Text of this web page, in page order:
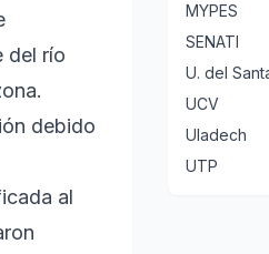
del río
debido
al
MYPES
SENATI
U. del
UCV
Uladech
UTP